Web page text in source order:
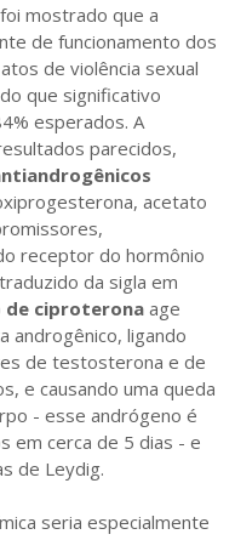
mostrado que a
de funcionamento dos
de violência sexual
que significativo
esperados. A
parecidos,
acetato
receptor do hormônio
da sigla em
de ciproteronaage
androgênico, ligando
de testosterona e de
e causando uma queda
- esse andrógeno é
em cerca de 5 dias - e
de Leydig.
seria especialmente